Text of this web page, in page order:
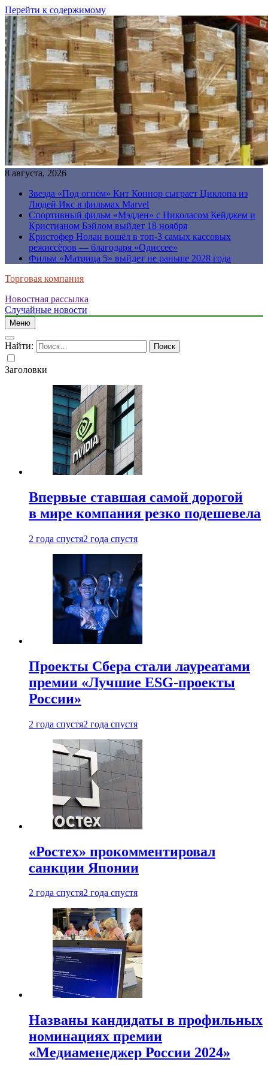
Перейти к содержимому
8 августа, 2026
Звезда «Под огнём» Кит Коннор сыграет Циклопа из
Людей Икс в фильмах Marvel
Спортивный фильм «Мэдден» с Николасом Кейджем и
Кристианом Бэйлом выйдет 18 ноября
Кристофер Нолан вошёл в топ-3 самых кассовых
режиссёров — благодаря «Одиссее»
Фильм «Матрица 5» выйдет не раньше 2028 года
Торговая компания
Новостная рассылка
Случайные новости
Меню
Найти:
Заголовки
Впервые ставшая самой дорогой
в мире компания резко подешевела
2 года спустя2 года спустя
Проекты Сбера стали лауреатами
премии «Лучшие ESG-проекты
России»
2 года спустя2 года спустя
«Ростех» прокомментировал
санкции Японии
2 года спустя2 года спустя
Названы кандидаты в профильных
номинациях премии
«Медиаменеджер России 2024»